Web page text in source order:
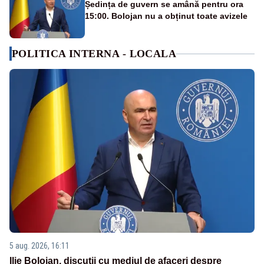
Ședința de guvern se amână pentru ora
15:00. Bolojan nu a obținut toate avizele
POLITICA INTERNA - LOCALA
5 aug. 2026, 16:11
Ilie Bolojan, discuții cu mediul de afaceri despre